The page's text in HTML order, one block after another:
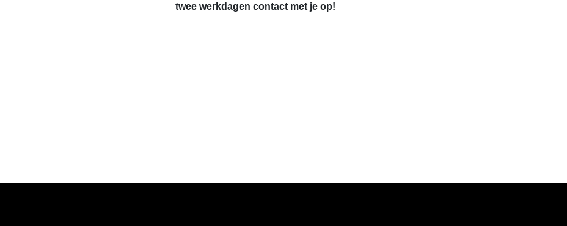
twee werkdagen contact met je op!